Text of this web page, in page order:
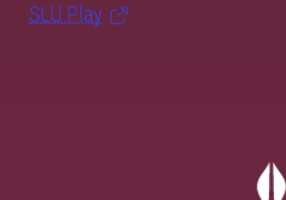
SLU Play